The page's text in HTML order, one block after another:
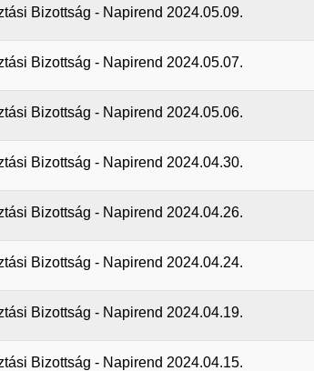
Bizottság - Napirend 2024.05.09.
Bizottság - Napirend 2024.05.07.
Bizottság - Napirend 2024.05.06.
Bizottság - Napirend 2024.04.30.
Bizottság - Napirend 2024.04.26.
Bizottság - Napirend 2024.04.24.
Bizottság - Napirend 2024.04.19.
Bizottság - Napirend 2024.04.15.